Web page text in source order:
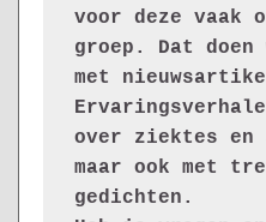
voor deze vaak
groep. Dat doen
met
over ziektes en
maar ook met
gedichten.